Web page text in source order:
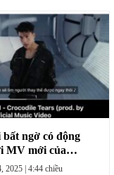
ngờ có động
MV mới của
“tất cả rồi
2025 | 4:44 chiều